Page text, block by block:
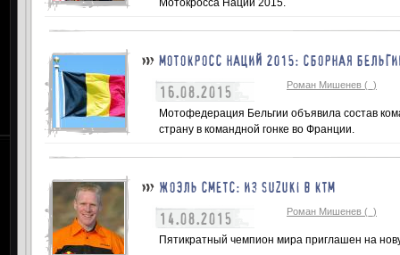
Мотокросса Наций 2015.
МОТОКРОСС НАЦИЙ 2015: СБОРНАЯ
16.08.2015 Роман Мишенев (_)
Мотофедерация Бельгии объявила состав
страну в командной гонке во Франции.
ЖОЭЛЬ СМЕТС: ИЗ SUZUKI В КТМ
14.08.2015 Роман Мишенев (_)
Пятикратный чемпион мира приглашен на